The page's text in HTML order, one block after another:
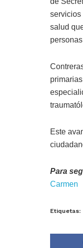
servicios
salud
Este
Para
Carmen
Etiquetas: